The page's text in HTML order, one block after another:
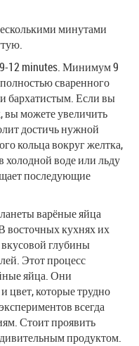
минутами
12 minutes. Минимум 9
сваренного
бархатистым. Если вы
вы можете увеличить
достичь нужной
кольца вокруг желтка,
холодной воде или льду
последующие
варёные яйца
восточных кухнях их
вкусовой глубины
Этот процесс
яйца. Они
цвет, которые трудно
всегда
Стоит проявить
продуктом.